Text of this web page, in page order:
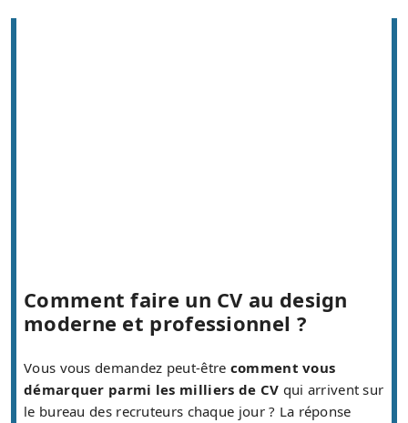
Comment faire un CV au design
moderne et professionnel ?
Vous vous demandez peut-être comment vous
démarquer parmi les milliers de CV qui arrivent sur
le bureau des recruteurs chaque jour ? La réponse